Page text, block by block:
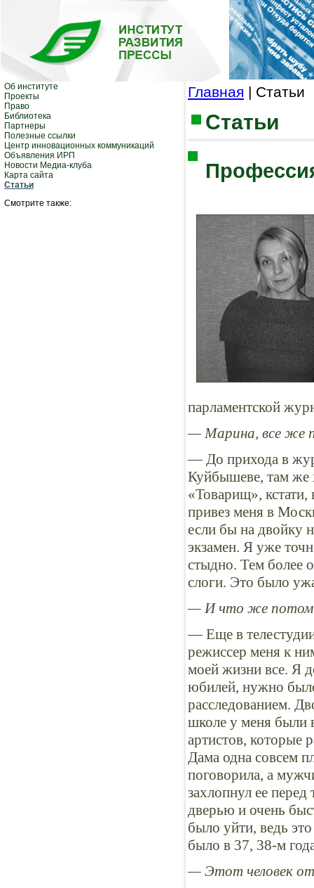
Об институте
Проекты
Право
Библиотека
Партнеры
Полезные ссылки
Центр инновационных коммуникаций
Объявления ИРП
Новости Медиа-клуба
Карта сайта
Статьи
Смотрите также:
Главная | Статьи
Статьи
парламентской
— Марина, все же
— До прихода в
Куйбышеве, там же
«Товарищ»,
привез меня в
если бы на двойку
экзамен. Я уже
стыдно. Тем более
слоги. Это было
— И что же
— Еще в
режиссер меня к
моей жизни все. Я
юбилей, нужно было
расследованием.
школе у меня были
артистов, которые
Дама одна совсем
поговорила, а
захлопнул ее
дверью и очень
было уйти, ведь
было в 37, 38-м
— Этот человек